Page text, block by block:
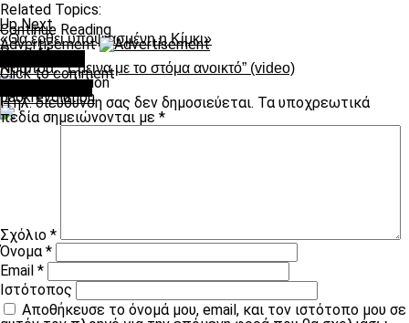
Related Topics:
Up Next
«Θα έρθει υποψιασμένη η Κίμκι»
Don't Miss
Νομπόα: “Έμεινα με το στόμα ανοικτό” (video)
paokrevolution
Continue Reading
Advertisement
Click to comment
Η ηλ. διεύθυνση σας δεν δημοσιεύεται. Τα υποχρεωτικά
πεδία σημειώνονται με *
Σχόλιο *
Όνομα*
Email *
Ιστότοπος
Αποθήκευσε το όνομά μου, email, και τον ιστότοπο μου σε